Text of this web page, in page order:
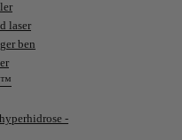
laser
ben
-